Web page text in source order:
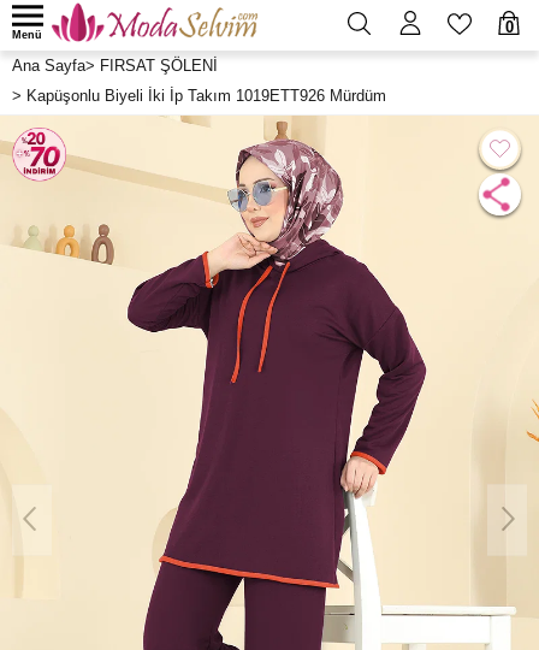
0
Menü
Ana Sayfa> FIRSAT ŞÖLENİ
> Kapüşonlu Biyeli İki İp Takım 1019ETT926 Mürdüm